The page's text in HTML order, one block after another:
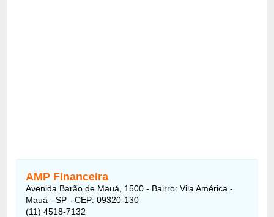
AMP Financeira
Avenida Barão de Mauá, 1500 - Bairro: Vila América -
Mauá - SP - CEP: 09320-130
(11) 4518-7132